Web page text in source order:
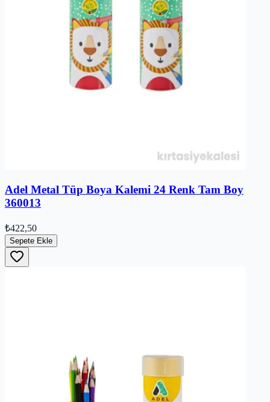
Adel Metal Tüp Boya Kalemi 24 Renk Tam Boy
360013
₺422,50
Sepete Ekle